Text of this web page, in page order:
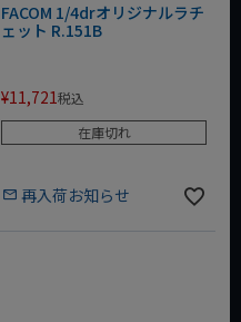
FACOM 1/4drオリジナルラチ
ェット R.151B
¥11,721税込
在庫切れ
再入荷お知らせ